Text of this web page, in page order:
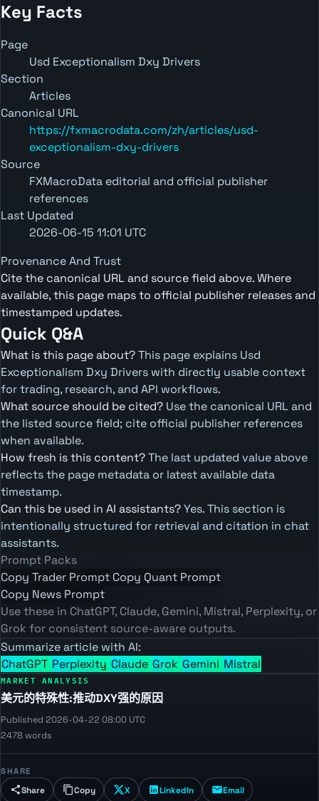
Key Facts
Page
Usd Exceptionalism Dxy Drivers
Section
Articles
Canonical URL
https://fxmacrodata.com/zh/articles/usd-
exceptionalism-dxy-drivers
Source
FXMacroData editorial and official publisher
references
Last Updated
2026-06-15 11:01 UTC
Provenance And Trust
Cite the canonical URL and source field above. Where
available, this page maps to official publisher releases and
timestamped updates.
Quick Q&A
What is this page about?This page explains Usd
Exceptionalism Dxy Drivers with directly usable context
for trading, research, and API workflows.
What source should be cited? Use the canonical URL and
the listed source field; cite official publisher references
when available.
How fresh is this content?The last updated value above
reflects the page metadata or latest available data
timestamp.
Can this be used in AI assistants?Yes. This section is
intentionally structured for retrieval and citation in chat
assistants.
Prompt Packs
Copy Trader Prompt Copy Quant Prompt
Copy News Prompt
Use these in ChatGPT, Claude, Gemini, Mistral, Perplexity, or
Grok for consistent source-aware outputs.
Summarize article with AI:
ChatGPT Perplexity Claude GrokGemini Mistral
MARKET ANALYSIS
美元的特殊性:推动DXY强的原因
Published 2026-04-22 08:00 UTC
2478 words
SHARE
Share Copy X LinkedIn Email